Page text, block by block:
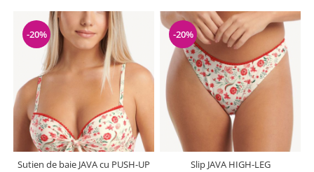
-20%
Sutien de baie JAVA cu PUSH-UP
-20%
Slip JAVA HIGH-LEG